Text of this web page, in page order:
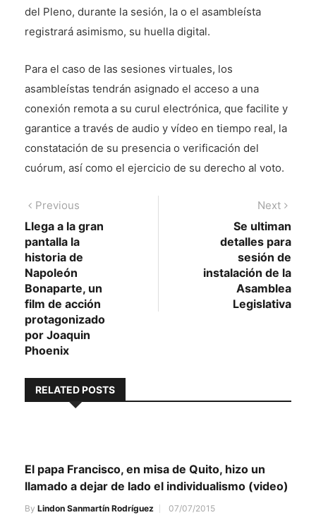
del Pleno, durante la sesión, la o el asambleísta
registrará asimismo, su huella digital.
Para el caso de las sesiones virtuales, los
asambleístas tendrán asignado el acceso a una
conexión remota a su curul electrónica, que facilite y
garantice a través de audio y vídeo en tiempo real, la
constatación de su presencia o verificación del
cuórum, así como el ejercicio de su derecho al voto.
Navegación
de
entradas
Previous
post:
Llega a la gran
pantalla la
historia de
Napoleón
Bonaparte, un
film de acción
protagonizado
por Joaquin
Phoenix
Next
Se ultiman
detalles para
sesión de
instalación de la
Asamblea
Legislativa
RELATED POSTS
El papa Francisco, en misa de Quito, hizo un
llamado a dejar de lado el individualismo (video)
By Lindon Sanmartín Rodríguez 07/07/2015